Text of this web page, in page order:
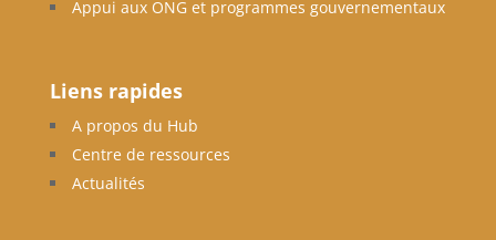
Appui aux ONG et programmes gouvernementaux
Liens rapides
A propos du Hub
Centre de ressources
Actualités